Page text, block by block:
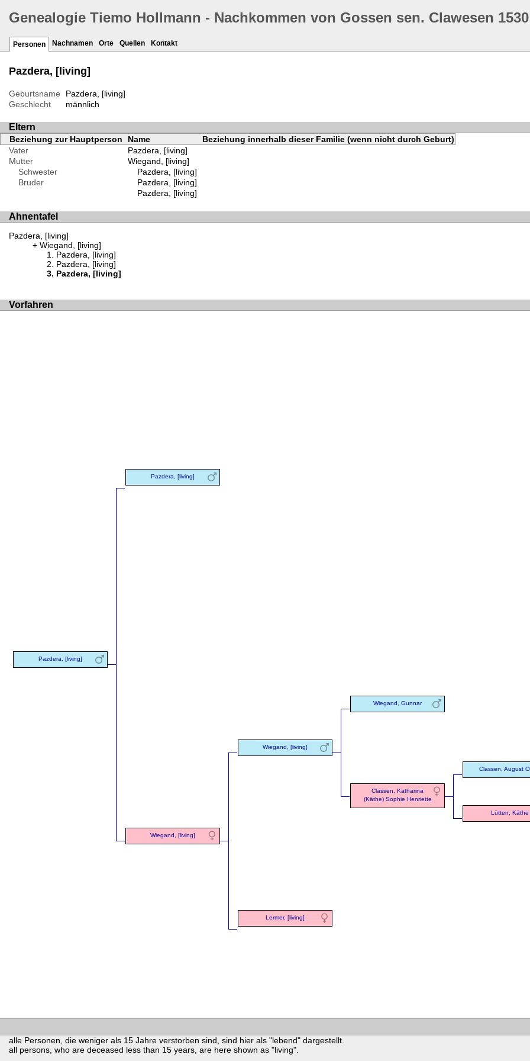
Genealogie Tiemo Hollmann - Nachkommen von Gossen sen. Clawesen 1530
Personen Nachnamen Orte Quellen Kontakt
Pazdera, [living]
Geburtsname
Pazdera, [living]
Geschlecht
männlich
Eltern
Beziehung zur Hauptperson Name
Beziehung innerhalb dieser Familie (wenn nicht durch Geburt)
Vater
Pazdera, [living]
Mutter
Wiegand, [living]
Schwester
Pazdera, [living]
Bruder
Pazdera, [living]
Pazdera, [living]
Ahnentafel
Pazdera, [living]
Wiegand, [living]
Pazdera, [living]
Pazdera, [living]
Pazdera, [living]
Vorfahren
Pazdera, [living]
Pazdera, [living]
Wiegand, [living]
Wiegand, [living]
Wiegand, Gunnar
Classen, Katharina
(Käthe) Sophie Henriette
Classen, August
Lütten, Käthe
Lermer, [living]
alle Personen, die weniger als 15 Jahre verstorben sind, sind hier als "lebend" dargestellt.
all persons, who are deceased less than 15 years, are here shown as "living".